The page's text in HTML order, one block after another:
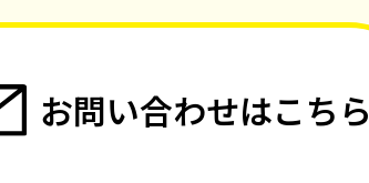
お問い合わせはこちら